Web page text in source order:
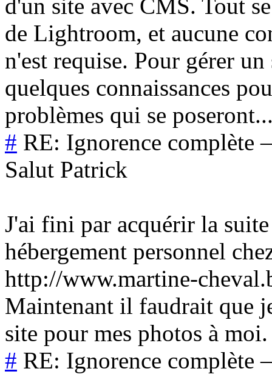
d'un site avec CMS. Tout
de Lightroom, et aucune
n'est requise. Pour gérer
quelques connaissances
problèmes qui se
# RE: Ignorence complète
Salut Patrick
J'ai fini par acquérir la
hébergement personnel
http://www.martine-
Maintenant il faudrait que
site pour mes photos à moi.
# RE: Ignorence complète